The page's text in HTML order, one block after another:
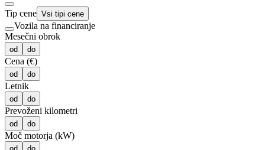
Tip cene Vsi tipi cene
Vozila na financiranje
Mesečni obrok
od do
Cena (€)
od do
Letnik
od do
Prevoženi kilometri
od do
Moč motorja (kW)